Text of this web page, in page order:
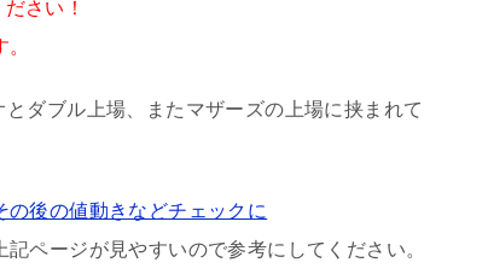
さい！
ダブル上場、またマザーズの上場に挟まれて
の後の値動きなどチェックに
ページが見やすいので参考にしてください。